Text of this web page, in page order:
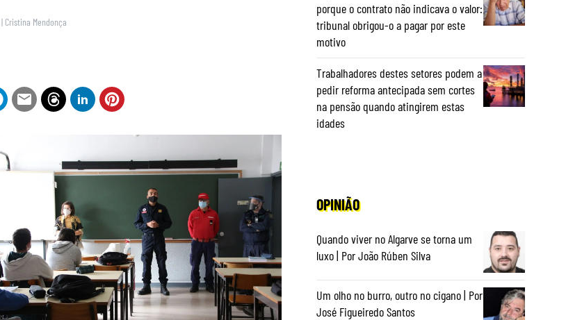
| Cristina Mendonça
porque o contrato não indicava o valor:
tribunal obrigou-o a pagar por este
motivo
Trabalhadores destes setores podem a
pedir reforma antecipada sem cortes
na pensão quando atingirem estas
idades
OPINIÃO
Quando viver no Algarve se torna um
luxo | Por João Rúben Silva
Um olho no burro, outro no cigano | Por
José Figueiredo Santos